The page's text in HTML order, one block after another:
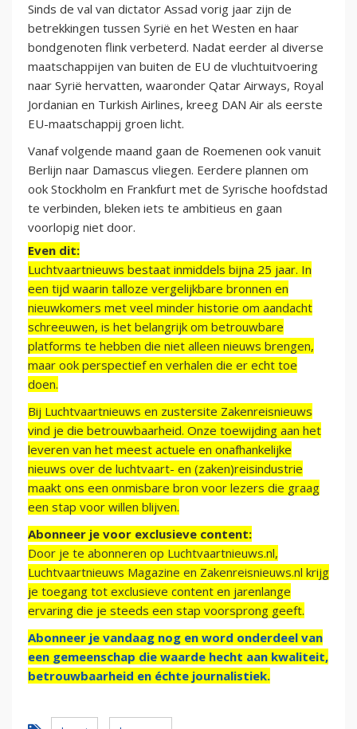
Sinds de val van dictator Assad vorig jaar zijn de
betrekkingen tussen Syrië en het Westen en haar
bondgenoten flink verbeterd. Nadat eerder al diverse
maatschappijen van buiten de EU de vluchtuitvoering
naar Syrië hervatten, waaronder Qatar Airways, Royal
Jordanian en Turkish Airlines, kreeg DAN Air als eerste
EU-maatschappij groen licht.
Vanaf volgende maand gaan de Roemenen ook vanuit
Berlijn naar Damascus vliegen. Eerdere plannen om
ook Stockholm en Frankfurt met de Syrische hoofdstad
te verbinden, bleken iets te ambitieus en gaan
voorlopig niet door.
Even dit:
Luchtvaartnieuws bestaat inmiddels bijna 25 jaar. In
een tijd waarin talloze vergelijkbare bronnen en
nieuwkomers met veel minder historie om aandacht
schreeuwen, is het belangrijk om betrouwbare
platforms te hebben die niet alleen nieuws brengen,
maar ook perspectief en verhalen die er echt toe
doen.
Bij Luchtvaartnieuws en zustersite Zakenreisnieuws
vind je die betrouwbaarheid. Onze toewijding aan het
leveren van het meest actuele en onafhankelijke
nieuws over de luchtvaart- en (zaken)reisindustrie
maakt ons een onmisbare bron voor lezers die graag
een stap voor willen blijven.
Abonneer je voor exclusieve content:
Door je te abonneren op Luchtvaartnieuws.nl,
Luchtvaartnieuws Magazine en Zakenreisnieuws.nl krijg
je toegang tot exclusieve content en jarenlange
ervaring die je steeds een stap voorsprong geeft.
Abonneer je vandaag nog en word onderdeel van
een gemeenschap die waarde hecht aan kwaliteit,
betrouwbaarheid en échte journalistiek.